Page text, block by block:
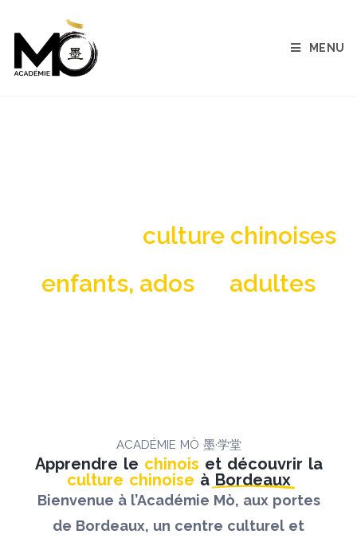
MENU
culture chinoises
enfants, ados
adultes
ACADÉMIE MÒ 墨·学堂
Apprendre le chinois et découvrir la
culture chinoise à Bordeaux
Bienvenue à l’Académie Mò, aux portes
de Bordeaux, un centre culturel et